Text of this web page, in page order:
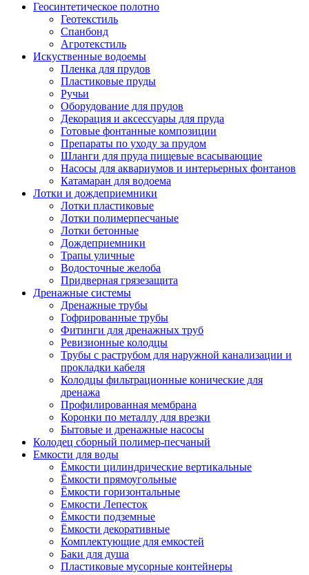
Геосинтетическое полотно
Геотекстиль
Спанбонд
Агротекстиль
Искуственные водоемы
Пленка для прудов
Пластиковые пруды
Ручьи
Оборудование для прудов
Декорация и аксессуары для пруда
Готовые фонтанные композиции
Препараты по уходу за прудом
Шланги для пруда пищевые всасывающие
Насосы для аквариумов и интерьерных фонтанов
Катамаран для водоема
Лотки и дождеприемники
Лотки пластиковые
Лотки полимерпесчаные
Лотки бетонные
Дождеприемники
Трапы уличные
Водосточные желоба
Придверная грязезащита
Дренажные системы
Дренажные трубы
Гофрированные трубы
Фитинги для дренажных труб
Ревизионные колодцы
Трубы с раструбом для наружной канализации и
прокладки кабеля
Колодцы фильтрационные конические для
дренажа
Профилированная мембрана
Коронки по металлу для врезки
Бытовые и дренажные насосы
Колодец сборный полимер-песчаный
Емкости для воды
Ёмкости цилиндрические вертикальные
Ёмкости прямоугольные
Ёмкости горизонтальные
Емкости Лепесток
Ёмкости подземные
Ёмкости декоративные
Комплектующие для емкостей
Баки для душа
Пластиковые мусорные контейнеры